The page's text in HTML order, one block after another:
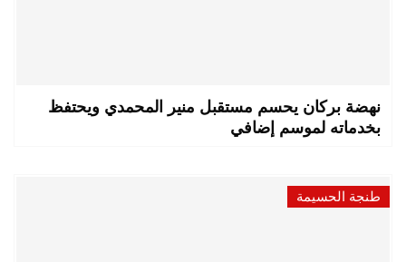
نهضة بركان يحسم مستقبل منير المحمدي ويحتفظ
بخدماته لموسم إضافي
طنجة الحسيمة